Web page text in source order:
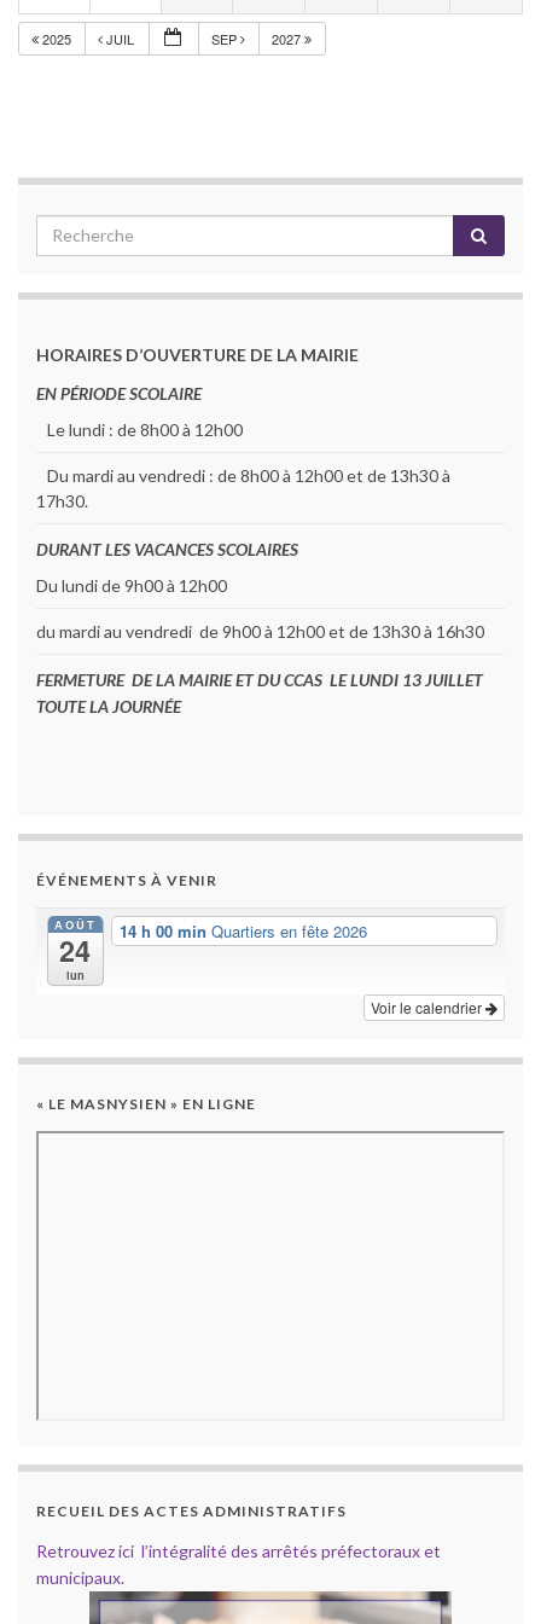
2025 JUIL SEP 2027
HORAIRES D’OUVERTURE DE LA MAIRIE
EN PÉRIODE SCOLAIRE
Le lundi : de 8h00 à 12h00
Du mardi au vendredi : de 8h00 à 12h00 et de 13h30 à
17h30.
DURANT LES VACANCES SCOLAIRES
Du lundi de 9h00 à 12h00
du mardi au vendredi de 9h00 à 12h00 et de 13h30 à 16h30
FERMETURE DE LA MAIRIE ET DU CCAS LE LUNDI 13 JUILLET
TOUTE LA JOURNÉE
ÉVÉNEMENTS À VENIR
AOÛT
24
lun
14 h 00 min Quartiers en fête 2026
Voir le calendrier
« LE MASNYSIEN » EN LIGNE
RECUEIL DES ACTES ADMINISTRATIFS
Retrouvez ici l’intégralité des arrêtés préfectoraux et
municipaux.